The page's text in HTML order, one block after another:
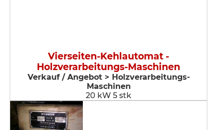
Vierseiten-Kehlautomat -
Holzverarbeitungs-Maschinen
Verkauf / Angebot > Holzverarbeitungs-
Maschinen
20 kW 5 stk